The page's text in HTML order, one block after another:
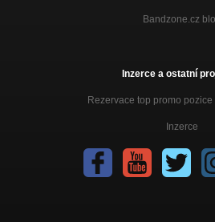
Bandzone.cz
Inzerce a ostatní
Rezervace top promo
Inzerce